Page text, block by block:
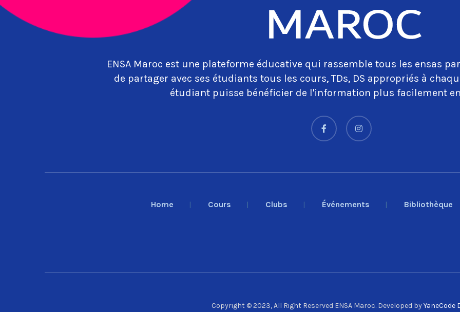
ENSA Maroc est une plateforme éducative qui rassemble tous les ensas
de partager avec ses étudiants tous les cours, TDs, DS appropriés à
étudiant puisse bénéficier de l'information plus facilement
Home Cours Clubs Événements Bibliothèque
Copyright © 2023, All Right Reserved ENSA Maroc. Developed byYaneCode